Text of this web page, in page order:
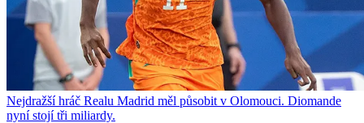
Nejdražší hráč Realu Madrid měl působit v Olomouci. Diomande
nyní stojí tři miliardy.